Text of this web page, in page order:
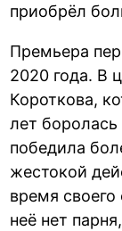
приобрёл
Премьера
2020 года. В
Короткова,
лет
победила
жестокой
время своего
неё нет